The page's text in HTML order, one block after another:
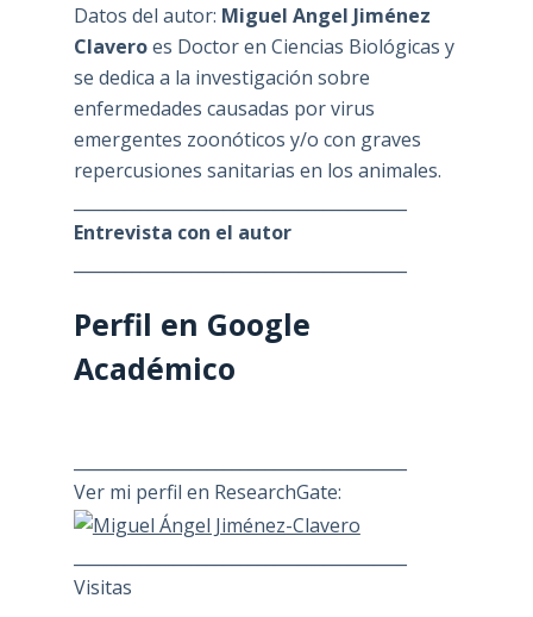
Datos del autor: Miguel Angel Jiménez
Claveroes Doctor en Ciencias Biológicas y
se dedica a la investigación sobre
enfermedades causadas por virus
emergentes zoonóticos y/o con graves
repercusiones sanitarias en los animales.
Entrevista con el autor
Perfil en Google
Académico
Ver mi perfil en ResearchGate:
Visitas